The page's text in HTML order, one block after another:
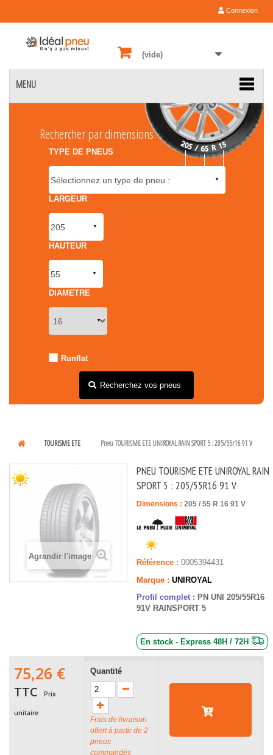
Connexion
(vide)
MENU
Rechercher par dimensions
TYPE DE PNEUS
LARGEUR
HAUTEUR
DIAMETRE
Runflat
Recherchez vos pneus
TOURISME ETE Pneu TOURISME ETE UNIROYAL RAIN SPORT 5 : 205/55r16 91 V
Agrandir l'image
PNEU TOURISME ETE UNIROYAL RAIN
SPORT 5 : 205/55R16 91 V
Dimensions : 205 / 55 R 16 91 V
Référence : 0005394431
Marque : UNIROYAL
Profil complet : PN UNI 205/55R16
91V RAINSPORT 5
En stock - Express 48H / 72H
75,26 €
TTC Prix
unitaire
Quantité
Frais de livraison
offert à partir de 2
pneus
commandés